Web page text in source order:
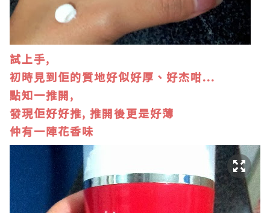
試上手,
初時見到佢的質地好似好厚、好杰咁...
點知一推開,
發現佢好好推, 推開後更是好薄
仲有一陣花香味